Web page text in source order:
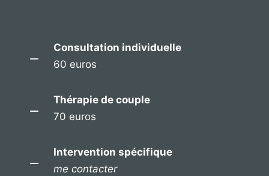
Consultation individuelle
60 euros
Thérapie de couple
70 euros
Intervention spécifique
me contacter